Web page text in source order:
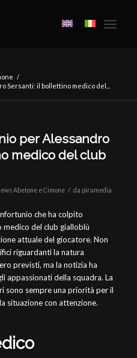
/
Sersanti: il bollettino medico del...
per Alessandro
medico del club
Abetone e Cimone / da piramedia
che ha colpito
del club gialloblù
attuale del giocatore. Non
riguardanti la natura
previsti, ma la notizia ha
appassionati della squadra. La
sono sempre una priorità per il
situazione con attenzione.